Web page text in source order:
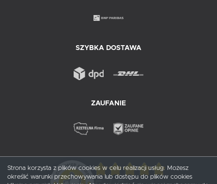
SZYBKA DOSTAWA
ZAUFANIE
Strona korzysta z plików cookies w celu realizacji usług. Możesz
określić warunki przechowywania lub dostępu do plików cookies